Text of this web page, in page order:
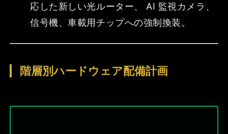
応した新しい光ルーター、 AI 監視カメラ、
信号機、車載用チップへの強制換装。
階層別ハードウェア配備計画